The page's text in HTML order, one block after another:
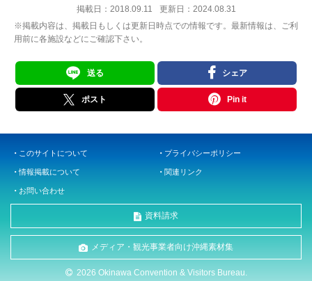
掲載日： 2018.09.11 更新日： 2024.08.31
※掲載内容は、掲載日もしくは更新日時点での情報です。最新情報は、ご利
用前に各施設などにご確認下さい。
送る シェア
ポスト Pin it
このサイトについて プライバシーポリシー
情報掲載について 関連リンク
お問い合わせ
資料請求
メディア・観光事業者向け沖縄素材集
2026 Okinawa Convention & Visitors Bureau.